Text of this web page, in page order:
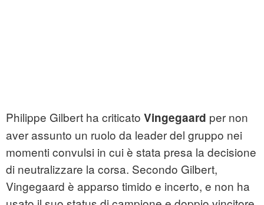
Philippe Gilbert ha criticato Vingegaard per non
aver assunto un ruolo da leader del gruppo nei
momenti convulsi in cui è stata presa la decisione
di neutralizzare la corsa. Secondo Gilbert,
Vingegaard è apparso timido e incerto, e non ha